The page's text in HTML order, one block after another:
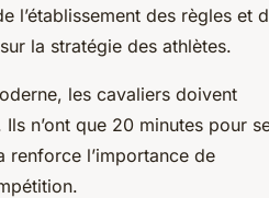
l’établissement des règles et
la stratégie des athlètes.
les cavaliers doivent
n’ont que 20 minutes pour
renforce l’importance de